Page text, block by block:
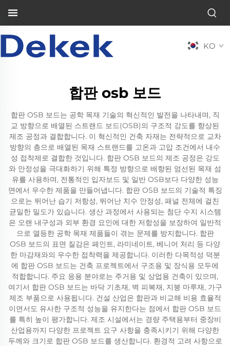
KO
합판 osb 보드
합판 OSB 보드는 공학 목재 기술의 혁신적인 발전을 나타내며, 직
교 방향으로 배열된 스트랜드 보드(OSB)의 구조적 강도를 향상된
제조 공정과 결합합니다. 이 혁신적인 건축 자재는 전략적으로 교차
방향의 층으로 배열된 목재 스트랜드를 고온과 고압 조건에서 내수
성 접착제로 결합한 것입니다. 합판 OSB 보드의 제조 공정은 강도
와 안정성을 극대화하기 위해 특정 방향으로 배향된 엄선된 목재 섬
유를 사용하며, 전통적인 입자보드 및 일반 OSB보다 다양한 성능
면에서 우수한 제품을 만들어냅니다. 합판 OSB 보드의 기술적 특징
으로는 뛰어난 습기 저항성, 뛰어난 치수 안정성, 패널 전체에 걸친
균일한 밀도가 있습니다. 생산 과정에서 사용되는 첨단 수지 시스템
은 오랜 내구성과 외부 환경 요인에 대한 저항성을 보장하여 일반적
으로 열등한 공학 목재 제품들이 겪는 문제를 방지합니다. 합판
OSB 보드의 표면 질감은 페인트, 라미네이트, 베니어 처리 등 다양
한 마감재와의 우수한 접착력을 제공합니다. 이러한 다목적성 덕분
에 합판 OSB 보드는 건축 프로젝트에서 구조용 및 장식용 모두에
적합합니다. 주요 응용 분야로는 주거용 및 상업용 건축이 있으며,
여기서 합판 OSB 보드는 바닥 기초재, 벽 피복재, 지붕 마루재, 가구
제조 부품으로 사용됩니다. 건설 산업은 합판과 비교해 비용 효율적
이면서도 유사한 구조적 성능을 유지한다는 점에서 합판 OSB 보드
를 특히 높이 평가합니다. 제조 시설에서는 경량 주택용부터 중장비
산업용까지 다양한 프로젝트 요구 사항을 충족시키기 위해 다양한
두께와 크기로 합판 OSB 보드를 생산합니다. 환경적 고려 사항으로